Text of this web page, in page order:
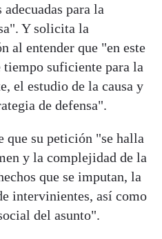
para la
Y solicita la
al entender que "en este
tiempo suficiente para la
el estudio de la causa y
de defensa".
que su petición "se halla
y la complejidad de la
que se imputan, la
intervinientes, así como
del asunto".